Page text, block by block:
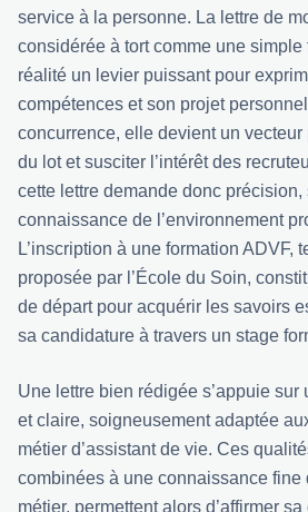
service à la personne. La lettre de
considérée à tort comme une simple
réalité un levier puissant pour
compétences et son projet
concurrence, elle devient un
du lot et susciter l’intérêt des
cette lettre demande donc précision,
connaissance de l’environnement
L’inscription à une formation ADVF,
proposée par l’École du Soin,
de départ pour acquérir les savoirs
sa candidature à travers un stage
Une lettre bien rédigée s’appuie sur
et claire, soigneusement adaptée
métier d’assistant de vie. Ces
combinées à une connaissance fine
métier, permettent alors d’affirmer